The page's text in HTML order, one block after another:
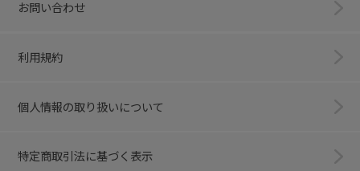
お問い合わせ
利用規約
個人情報の取り扱いについて
特定商取引法に基づく表示